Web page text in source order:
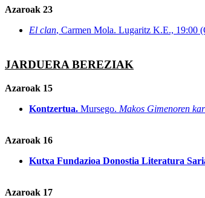
Azaroak 23
El clan, Carmen Mola. Lugaritz K.E., 19:00
JARDUERA BEREZIAK
Azaroak 15
Kontzertua. Mursego. Makos Gimenoren
Azaroak 16
Kutxa Fundazioa Donostia Literatura
Azaroak 17